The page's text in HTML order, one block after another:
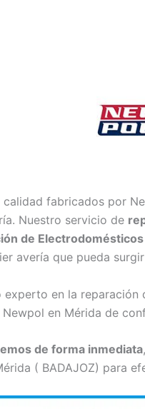
fabricados por
Nuestro servicio de
de
avería que pueda
en la
en Mérida de
de forma inmediata
( BADAJOZ) para